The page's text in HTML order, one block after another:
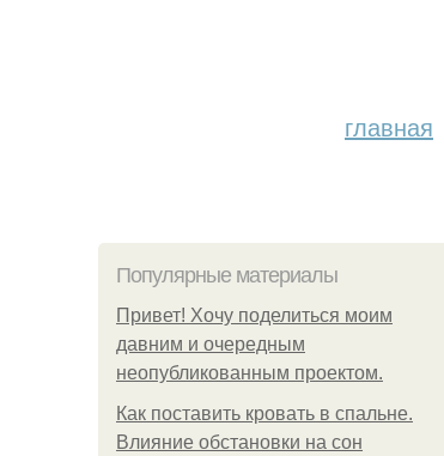
главная
Популярные материалы
Привет! Хочу поделиться моим
давним и очередным
неопубликованным проектом.
Как поставить кровать в спальне.
Влияние обстановки на сон